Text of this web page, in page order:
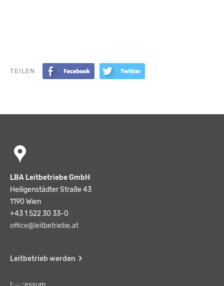
TEILEN
LBA Leitbetriebe GmbH
Heiligenstädter Straße 43
1190 Wien
+43 1 522 30 33-0
office@leitbetriebe.at
Leitbetrieb werden